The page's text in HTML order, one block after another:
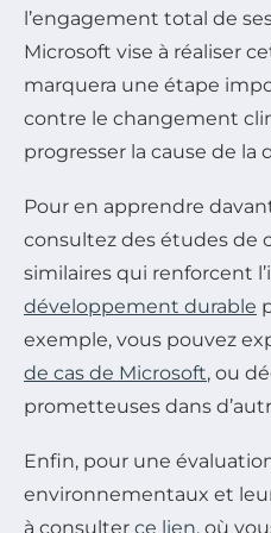
l’engagement total de
Microsoft vise à réaliser
marquera une étape
contre le changement
progresser la cause de la
Pour en apprendre
consultez des études de
similaires qui renforcent
développement durable
exemple, vous pouvez
de cas de Microsoft, ou
prometteuses dans
Enfin, pour une
environnementaux et
à consulter ce lien, où